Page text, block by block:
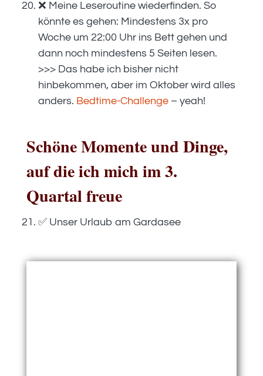
❌ Meine Leseroutine wiederfinden. So
könnte es gehen: Mindestens 3x pro
Woche um 22:00 Uhr ins Bett gehen und
dann noch mindestens 5 Seiten lesen.
>>> Das habe ich bisher nicht
hinbekommen, aber im Oktober wird alles
anders. Bedtime-Challenge– yeah!
Schöne Momente und Dinge,
auf die ich mich im 3.
Quartal freue
✅ Unser Urlaub am Gardasee